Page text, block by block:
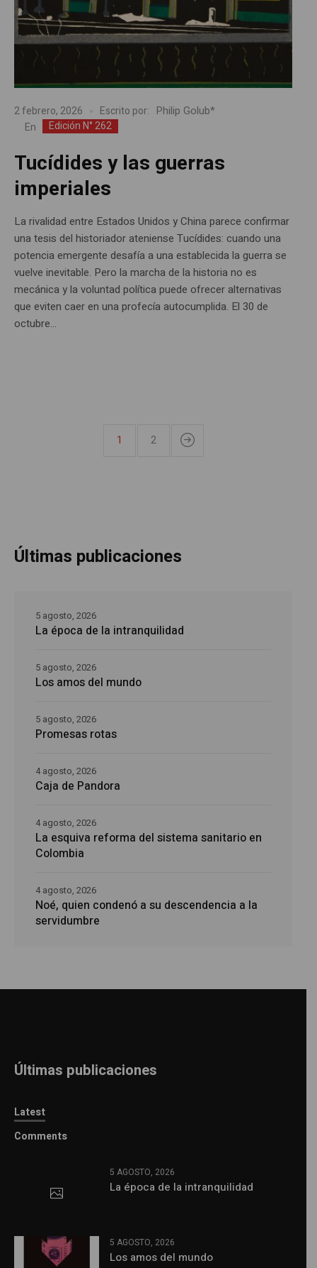
2 febrero, 2026 Escrito por: Philip Golub*
En Edición N° 262
Tucídides y las guerras
imperiales
La rivalidad entre Estados Unidos y China parece confirmar
una tesis del historiador ateniense Tucídides: cuando una
potencia emergente desafía a una establecida la guerra se
vuelve inevitable. Pero la marcha de la historia no es
mecánica y la voluntad política puede ofrecer alternativas
que eviten caer en una profecía autocumplida. El 30 de
octubre...
1 2
Últimas publicaciones
La época de la intranquilidad
5 agosto, 2026
Los amos del mundo
5 agosto, 2026
Promesas rotas
5 agosto, 2026
Caja de Pandora
4 agosto, 2026
La esquiva reforma del sistema sanitario en
Colombia
4 agosto, 2026
Noé, quien condenó a su descendencia a la
servidumbre
4 agosto, 2026
Últimas publicaciones
Latest
Comments
5 AGOSTO, 2026
La época de la intranquilidad
5 AGOSTO, 2026
Los amos del mundo